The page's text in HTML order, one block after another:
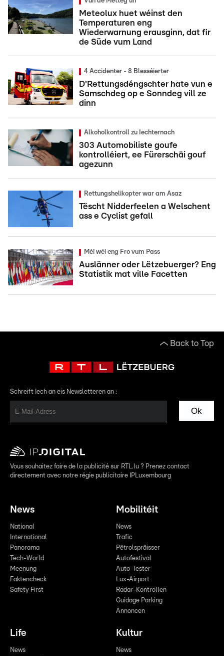
Meteolux huet wéinst den
Temperaturen eng
Wiederwarnung erausginn, dat fir
de Süde vum Land
4 Accidenter - 8 Blesséierter
D'Rettungsdéngschter hate vun e
Samschdeg op e Sonndeg vill ze
dinn
Alkoholkontroll zu Iechternach
303 Automobiliste goufe
kontrolléiert, ee Fürerschäi gouf
agezunn
Rettungshelikopter war am Asaz
Tëscht Nidderfeelen a Welschent
ass e Cyclist gefall
Méi wéi eng Fro vum Pass
Auslänner oder Lëtzebuerger? Eng
Statistik mat ville Facetten
Back to Top
Schreift Iech an eis Newsletteren an :
Ok
Vous souhaitez faire de la publicité sur RTL.lu ? Prenez contact
directement avec notre régie publicitaire IPLuxembourg
News
National
International
Panorama
Tech-World
Meenung
Faktencheck
Safety First
Mobilitéit
News
Trafic
Pëtrolspräisser
Autofestival
Auto-Tester
Lux-Airport
Radar-Kontrollen
Guidage Parking
Annoncen
Life
News
Kultur
News